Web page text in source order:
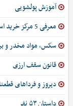
آموزش پولشویی
معرفی 5 مرکز خرید اسپیکر در تهران
سکس، مواد مخدر و
قانون سقف ارزی
دیروز و فرداهای